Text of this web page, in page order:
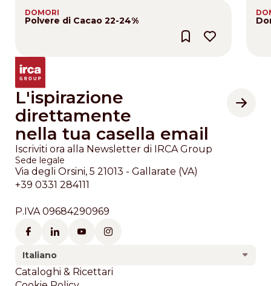
DOMORI
Polvere di Cacao 22-24%
L'ispirazione
direttamente
nella tua casella email
Iscriviti ora alla Newsletter di IRCA Group
Sede legale
Via degli Orsini, 5 21013 - Gallarate (VA)
+39 0331 284111
P.IVA 09684290969
Italiano
Footer
Cataloghi & Ricettari